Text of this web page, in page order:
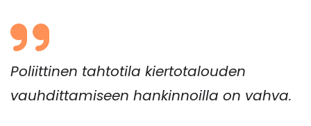
Poliittinen tahtotila kiertotalouden
vauhdittamiseen hankinnoilla on vahva.